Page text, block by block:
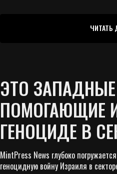
ЧИТАТЬ
ЭТО
ПОМОГАЮЩИЕ
ГЕНОЦИДЕ В
MintPress News глубоко
геноцидную войну Израиля в